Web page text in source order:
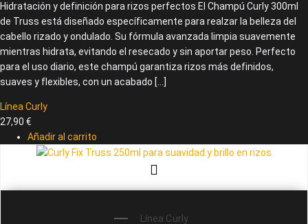
Hidratación y definición para rizos perfectos El Champú Curly 300ml
de Truss está diseñado específicamente para realzar la belleza del
cabello rizado y ondulado. Su fórmula avanzada limpia suavemente
mientras hidrata, evitando el resecado y sin aportar peso. Perfecto
para el uso diario, este champú garantiza rizos más definidos,
suaves y flexibles, con un acabado […]
Línea Curly
27,90€
Añadir al carrito
Línea Curly